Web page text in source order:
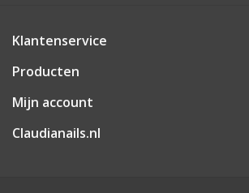
Klantenservice
Producten
Mijn account
Claudianails.nl